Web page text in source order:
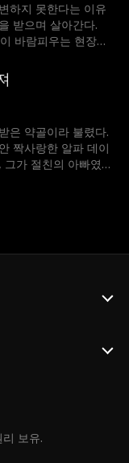
하지 못한다는 이유
받으며 살아간다.
바람피우는 현장을
데이지는 어머니가
소식과 함께 새로
리로 돌아오라는 명
생각하며 그를 증오
데이지는 자꾸 놀란
파 놀란이 데이지의
은 약골이라 불렸다.
짝사랑한 알파 데이
가 절친의 아빠였
보유.